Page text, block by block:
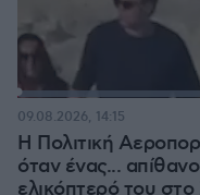
Η Πολιτική
όταν ένας...
ελικόπτερό του
09.08.2026, 14:15